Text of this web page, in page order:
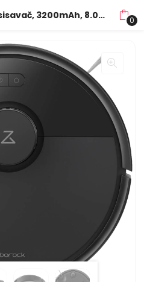
Roborock Robot usisavač, 3200mAh, 8.000 Pa – Q7BF Black 0